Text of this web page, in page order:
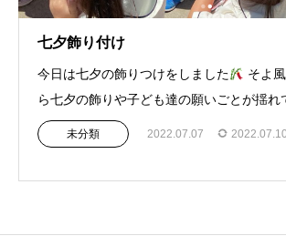
七夕飾り付け
今日は七夕の飾りつけをしました
そよ
ら七夕の飾りや子ども達の願いごとが揺れ
未分類 2022.07.07 2022.07.10